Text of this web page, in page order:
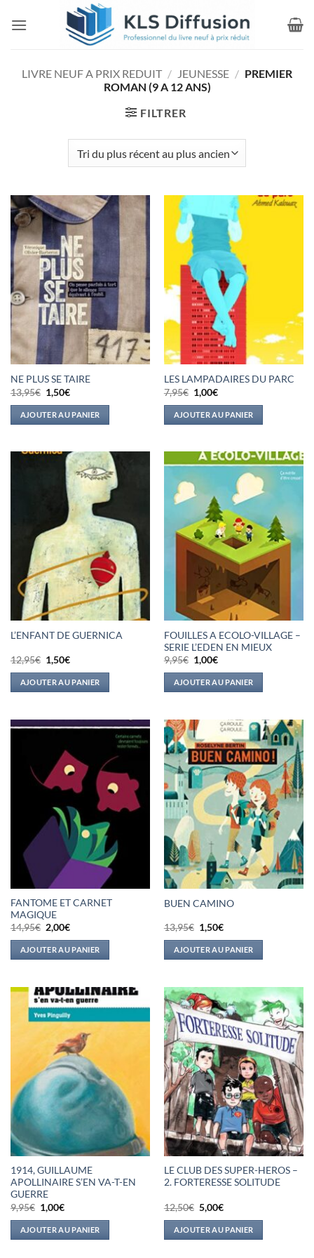
LIVRE NEUF A PRIX REDUIT / JEUNESSE / PREMIER
ROMAN (9 A 12 ANS)
FILTRER
NE PLUS SE TAIRE
13,95€ Le
prix
initial
était :
13,95€.
1,50€Le
actuel
est :
1,50€.
AJOUTER AU PANIER
LES LAMPADAIRES DU PARC
7,95€ Le
prix
initial
était :
7,95€.
1,00€Le
actuel
est :
1,00€.
AJOUTER AU PANIER
L’ENFANT DE GUERNICA
12,95€ Le
prix
initial
était :
12,95€.
1,50€Le
actuel
est :
1,50€.
AJOUTER AU PANIER
FOUILLES A ECOLO-VILLAGE –
SERIE L’EDEN EN MIEUX
9,95€ Le
prix
initial
était :
9,95€.
1,00€Le
actuel
est :
1,00€.
AJOUTER AU PANIER
FANTOME ET CARNET
MAGIQUE
14,95€ Le
prix
initial
était :
14,95€.
2,00€Le
actuel
est :
2,00€.
AJOUTER AU PANIER
BUEN CAMINO
13,95€ Le
prix
initial
était :
13,95€.
1,50€Le
actuel
est :
1,50€.
AJOUTER AU PANIER
1914, GUILLAUME
APOLLINAIRE S’EN VA-T-EN
GUERRE
9,95€ Le
prix
initial
était :
9,95€.
1,00€Le
actuel
est :
1,00€.
AJOUTER AU PANIER
LE CLUB DES SUPER-HEROS –
2. FORTERESSE SOLITUDE
12,50€ Le
prix
initial
était :
12,50€.
5,00€Le
actuel
est :
5,00€.
AJOUTER AU PANIER